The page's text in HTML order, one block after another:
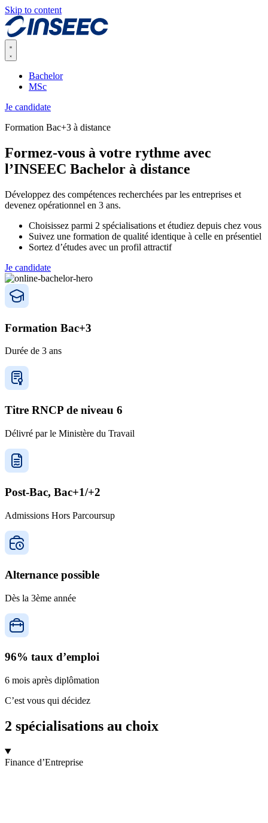
Skip to content
Bachelor
MSc
Je candidate
Formation Bac+3 à distance
Formez-vous à votre rythme avec
l’INSEEC Bachelor à distance
Développez des compétences recherchées par les entreprises et
devenez opérationnel en 3 ans.
Choisissez parmi 2 spécialisations et étudiez depuis chez vous
Suivez une formation de qualité identique à celle en présentiel
Sortez d’études avec un profil attractif
Je candidate
Formation Bac+3
Durée de 3 ans
Titre RNCP de niveau 6
Délivré par le Ministère du Travail
Post-Bac, Bac+1/+2
Admissions Hors Parcoursup
Alternance possible
Dès la 3ème année
96% taux d’emploi
6 mois après diplômation
C’est vous qui décidez
2 spécialisations au choix
Finance d’Entreprise